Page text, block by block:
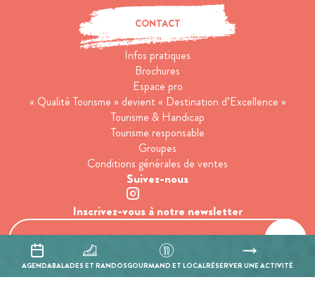
AGENDABALADES ET RANDOSGOURMAND ET LOCALRÉSERVER UNE ACTIVITÉ
CONTACT
Infos pratiques
Brochures
Espace pro
« Qualité Tourisme » devient « Destination d’Excellence »
Tourisme & Handicap
Tourisme responsable
Groupes
Conditions générales de ventes
Suivez-nous
Inscrivez-vous à notre newsletter